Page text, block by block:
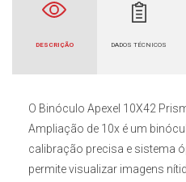
DESCRIÇÃO DADOS TÉCNICOS
O Binóculo Apexel 10X42
Ampliação de 10x é um
calibração precisa e sistema
permite visualizar imagens